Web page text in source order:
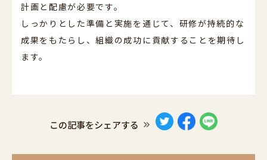
計画と配慮が必要です。
しっかりとした準備と実施を通じて、研修が持続的な
成果をもたらし、組織の成功に貢献することを期待し
ます。
この記事をシェアする